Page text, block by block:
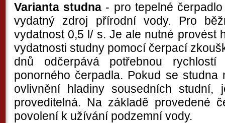
Varianta studna - pro tepelné
vydatný zdroj přírodní vody. Pro
vydatnost 0,5 l/ s. Je ale nutné provést
vydatnosti studny pomocí čerpací
dnů odčerpává potřebnou
ponorného čerpadla. Pokud se
ovlivnění hladiny sousedních studní,
proveditelná. Na základě provedené
povolení k užívání podzemní vody.